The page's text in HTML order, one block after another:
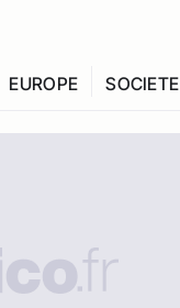
EUROPE SOCIETE